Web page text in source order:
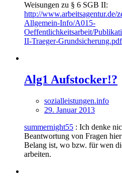
Weisungen zu § 6 SGB II:
http://www.arbeitsagentur.de/
Allgemein-Info/A015-
Oeffentlichkeitsarbeit/
II-Traeger-Grundsicherung.pdf
Alg1 Aufstocker!?
sozialleistungen.info
29. Januar 2013
summernight55 : Ich denke
Beantwortung von Fragen
Belang ist, wo bzw. für wen
arbeiten.